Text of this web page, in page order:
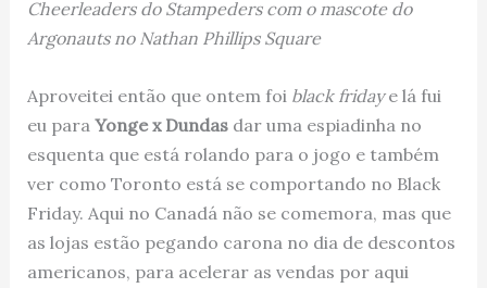
Cheerleaders do Stampeders com o mascote do
Argonauts no Nathan Phillips Square
Aproveitei então que ontem foi black fridaye lá fui
eu para Yonge x Dundasdar uma espiadinha no
esquenta que está rolando para o jogo e também
ver como Toronto está se comportando no Black
Friday. Aqui no Canadá não se comemora, mas que
as lojas estão pegando carona no dia de descontos
americanos, para acelerar as vendas por aqui